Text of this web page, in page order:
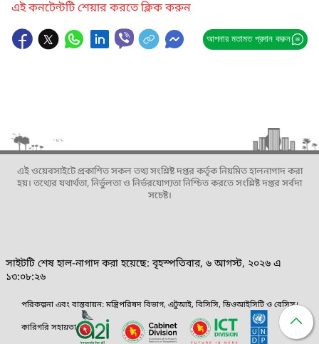
এই কনটেন্টটি শেয়ার করতে ক্লিক করুন
আপনার মতামত প্রদান করুন
এই ওয়েবসাইটে প্রকাশিত সকল তথ্য সংশ্লিষ্ট দপ্তর কর্তৃক নিয়মিত হালনাগাদ করা
হয়। তথ্যের যথার্থতা, নির্ভুলতা ও নির্ভরযোগ্যতা নিশ্চিত করতে সংশ্লিষ্ট দপ্তর সর্বদা
সচেষ্ট।
সাইটটি শেষ হাল-নাগাদ করা হয়েছে: বৃহস্পতিবার, ৬ আগস্ট, ২০২৬ এ
১৩:০৮:২৬
পরিকল্পনা এবং বাস্তবায়ন: মন্ত্রিপরিষদ বিভাগ, এটুআই, বিসিসি, ডিওআইসিটি ও বেসিস।
কারিগরি সহায়তা